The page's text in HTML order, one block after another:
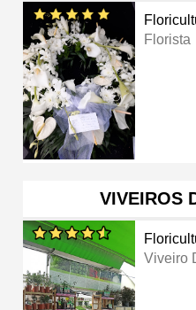
Florista
VIVEIROS
Viveiro